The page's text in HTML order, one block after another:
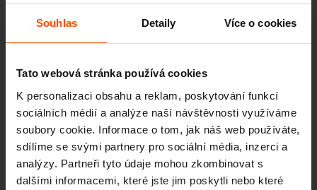
Souhlas Detaily Více o cookies
Tato webová stránka používá cookies
K personalizaci obsahu a reklam, poskytování funkcí
sociálních médií a analýze naší návštěvnosti využíváme
soubory cookie. Informace o tom, jak náš web používáte,
sdílíme se svými partnery pro sociální média, inzerci a
analýzy. Partneři tyto údaje mohou zkombinovat s
dalšími informacemi, které jste jim poskytli nebo které